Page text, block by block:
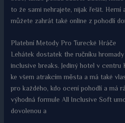
to že sami nehrajete, nijak řešit.
můžete zahrát také online z pohodlí
Platební Metody Pro Turecké Hráče
Lehátek dostatek the ručníku
inclusive breaks. Jediný hotel v
ke všem atrakcím města a má také
pro každého, kdo ocení pohodlí a má
výhodná formule All Inclusive Soft
dovolenou a